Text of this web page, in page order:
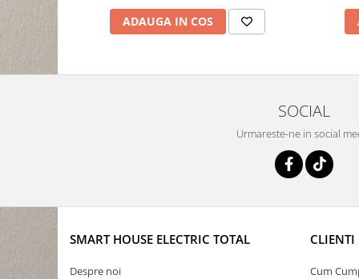
ADAUGA IN COS
SOCIAL
Urmareste-ne in social
SMART HOUSE ELECTRIC TOTAL
Despre noi
CLIENTI
Cum